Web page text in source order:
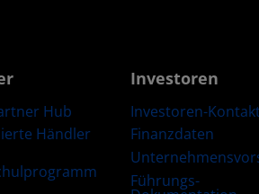
Hub
Händler
Investoren
Investoren-
Finanzdaten
Führungs-